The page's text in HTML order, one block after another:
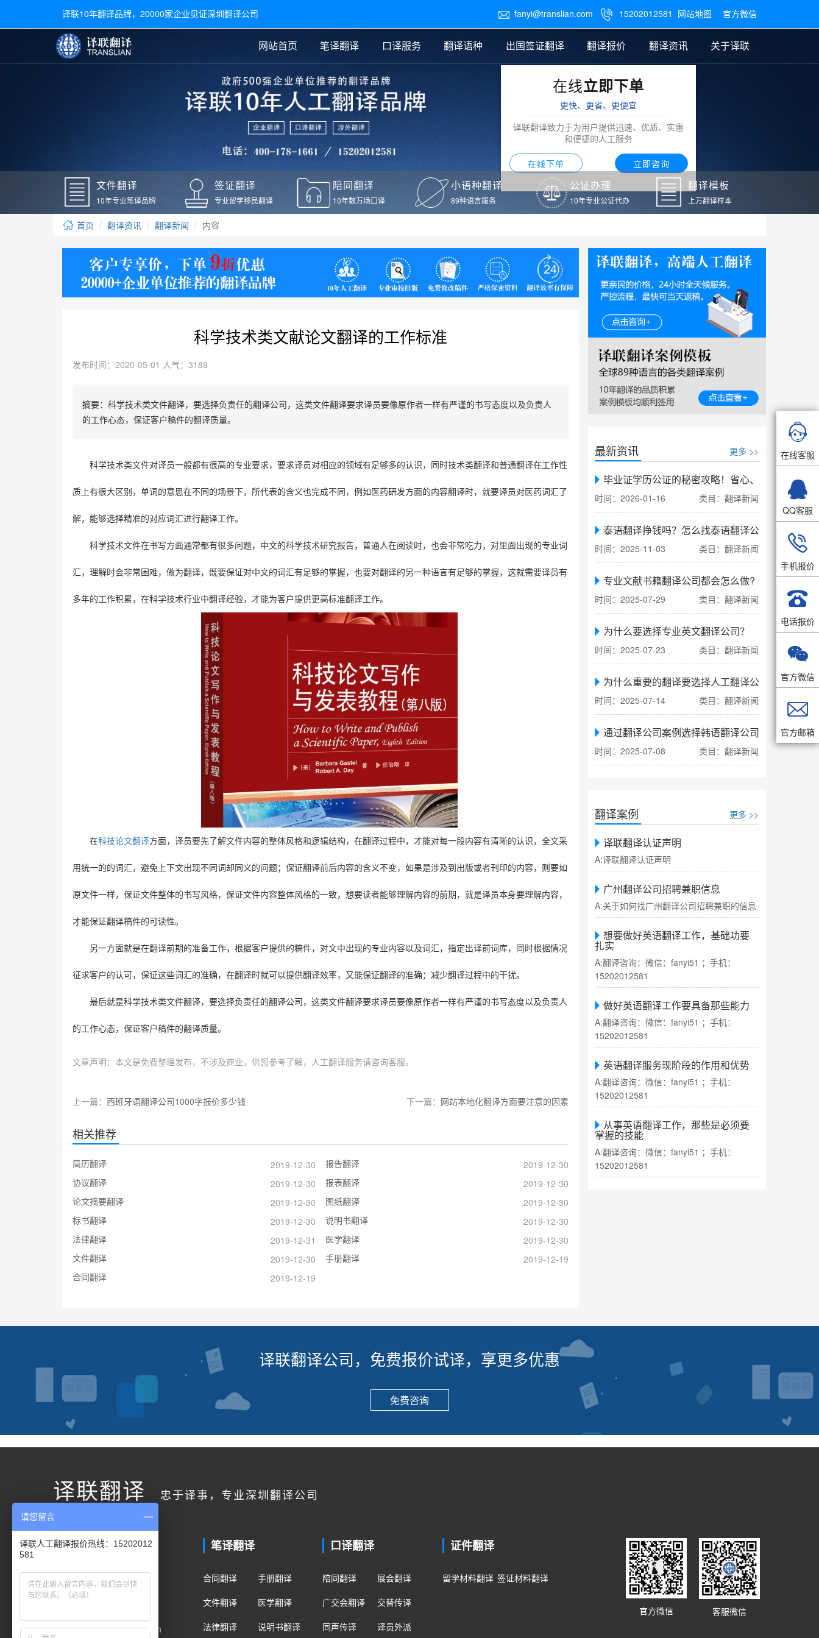
译联10年翻译品牌，20000家企业见证深圳翻译公司  fanyi@translian.com  15202012581 网站地图 官方微信
网站首页 笔译翻译
文件翻译 医学翻译 法律翻译 说明书翻译 图纸翻译
口译服务
广交会翻译 交替传译 同声传译
翻译语种
常用语种翻译
日语翻译
德语翻译
老挝语翻译 泰语翻译
葡萄牙语翻译
出国签证翻译
毕业证翻译
户口本翻译
学位证翻译
身份证翻译
签证材料翻译
银行流水翻译
驾照翻译
疫苗本翻译
新冠疫苗接种证明翻译
核酸检测报告英文版翻
译
翻译报价
笔译翻译报价
证件翻译报价
翻译资讯
公证样本
签证翻译
口译新闻
翻译新闻
关于译联
在线立即下单
更快、更省、更便宜
译联翻译致力于为用户提供迅速、优质、实惠
和便捷的人工服务
在线下单 立即咨询
文件翻译
10年专业笔译品牌
签证翻译
专业留学移民翻译
陪同翻译
10年数万场口译
小语种翻译
89种语言服务
公证办理
10年专业公证代办
翻译模板
上万翻译样本
首页 翻译资讯 翻译新闻 内容
科学技术类文献论文翻译的工作标准
发布时间：2020-05-01 人气：3189
摘要：科学技术类文件翻译，要选择负责任的翻译公司，这类文件翻译要求译员要像原作者一样有严谨的书写态度以及负责人
的工作心态，保证客户稿件的翻译质量。
科学技术类文件对译员一般都有很高的专业要求，要求译员对相应的领域有足够多的认识，同时技术类翻译和普通翻译在工作性
质上有很大区别，单词的意思在不同的场景下，所代表的含义也完成不同，例如医药研发方面的内容翻译时，就要译员对医药词汇了
解，能够选择精准的对应词汇进行翻译工作。
科学技术文件在书写方面通常都有很多问题，中文的科学技术研究报告，普通人在阅读时，也会非常吃力，对里面出现的专业词
汇，理解时会非常困难，做为翻译，既要保证对中文的词汇有足够的掌握，也要对翻译的另一种语言有足够的掌握，这就需要译员有
多年的工作积累，在科学技术行业中翻译经验，才能为客户提供更高标准翻译工作。
在科技论文翻译方面，译员要先了解文件内容的整体风格和逻辑结构，在翻译过程中，才能对每一段内容有清晰的认识，全文采
用统一的的词汇，避免上下文出现不同词却同义的问题；保证翻译前后内容的含义不变，如果是涉及到出版或者刊印的内容，则要如
原文件一样，保证文件整体的书写风格，保证文件内容整体风格的一致，想要读者能够理解内容的前期，就是译员本身要理解内容，
才能保证翻译稿件的可读性。
另一方面就是在翻译前期的准备工作，根据客户提供的稿件，对文中出现的专业内容以及词汇，指定出译前词库，同时根据情况
征求客户的认可，保证这些词汇的准确，在翻译时就可以提供翻译效率，又能保证翻译的准确；减少翻译过程中的干扰。
最后就是科学技术类文件翻译，要选择负责任的翻译公司，这类文件翻译要求译员要像原作者一样有严谨的书写态度以及负责人
的工作心态，保证客户稿件的翻译质量。
文章声明：本文是免费整理发布，不涉及商业，供您参考了解，人工翻译服务请咨询客服。
上一篇： 西班牙语翻译公司1000字报价多少钱 下一篇： 网站本地化翻译方面要注意的因素
相关推荐
简历翻译 2019-12-30 报告翻译
2019-12-30
协议翻译
2019-12-30 报表翻译
2019-12-30
论文摘要翻译
2019-12-30 图纸翻译
2019-12-30
标书翻译
2019-12-30 说明书翻译
2019-12-30
法律翻译
2019-12-31 医学翻译
2019-12-30
文件翻译
2019-12-30 手册翻译
2019-12-19
合同翻译
2019-12-19
最新资讯 更多 >>
毕业证学历公证的秘密攻略！省心、省力、省时
时间：2026-01-16 类目：翻译新闻
泰语翻译挣钱吗？怎么找泰语翻译公司翻译
时间：2025-11-03 类目：翻译新闻
专业文献书籍翻译公司都会怎么做?
时间：2025-07-29 类目：翻译新闻
为什么要选择专业英文翻译公司？
时间：2025-07-23 类目：翻译新闻
为什么重要的翻译要选择人工翻译公司
时间：2025-07-14 类目：翻译新闻
通过翻译公司案例选择韩语翻译公司
时间：2025-07-08 类目：翻译新闻
翻译案例 更多 >>
译联翻译认证声明
A:译联翻译认证声明
广州翻译公司招聘兼职信息
A:关于如何找广州翻译公司招聘兼职的信息
想要做好英语翻译工作，基础功要
扎实
A:翻译咨询：微信：fanyi51 ；手机：
15202012581
做好英语翻译工作要具备那些能力
A:翻译咨询：微信：fanyi51 ；手机：
15202012581
英语翻译服务现阶段的作用和优势
A:翻译咨询：微信：fanyi51 ；手机：
15202012581
从事英语翻译工作，那些是必须要
掌握的技能
A:翻译咨询：微信：fanyi51 ；手机：
15202012581
译联翻译公司，免费报价试译，享更多优惠
免费咨询
译联翻译 忠于译事，专业深圳翻译公司
联系我们
客户服务
400电话：400-178-1661
Email：fanyi@translian.com
笔译翻译
合同翻译
手册翻译
文件翻译
医学翻译
法律翻译
说明书翻译
口译翻译
陪同翻译
展会翻译
广交会翻译
交替传译
同声传译
译员外派
证件翻译
留学材料翻译 签证材料翻译
客服微信
官方微信

在线客服

QQ客服

手机报价

电话报价

官方微信

官方邮箱
请您留言
译联人工翻译报价热线：15202012
581